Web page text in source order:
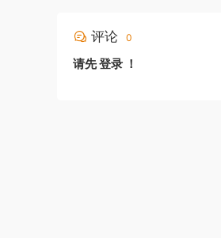
评论 0
请先登录 ！